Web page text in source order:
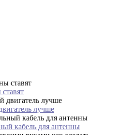
лучше
кабель для антенны